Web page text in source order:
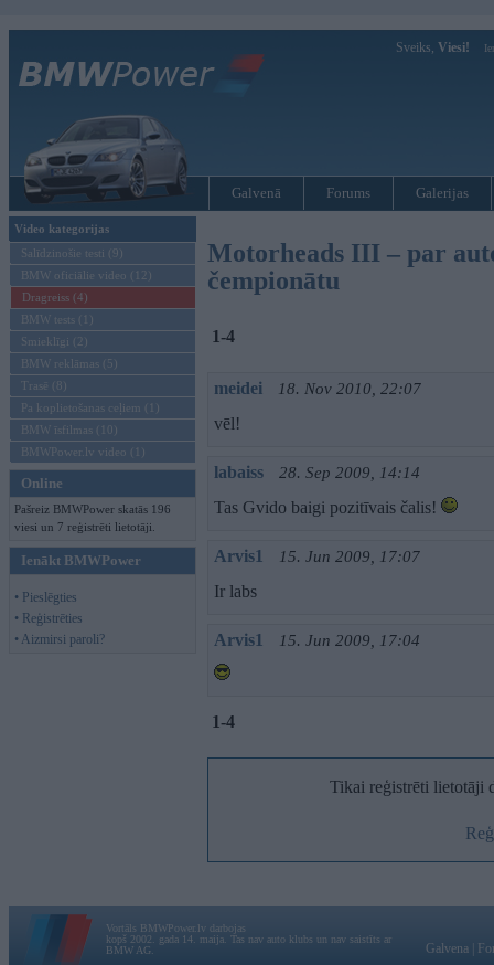
Sveiks, Viesi!
Galvenā Forums Galerijas
Video kategorijas
Salīdzinošie testi (9)
BMW oficiālie video (12)
Dragreiss (4)
BMW tests (1)
Smieklīgi (2)
BMW reklāmas (5)
Trasē (8)
Pa koplietošanas ceļiem (1)
BMW īsfilmas (10)
BMWPower.lv video (1)
Online
Pašreiz BMWPower skatās 196
viesi un 7 reģistrēti lietotāji.
Ienākt BMWPower
• Pieslēgties
• Reģistrēties
• Aizmirsi paroli?
Motorheads III – par
čempionātu
1-4
meidei 18. Nov 2010, 22:07
vēl!
labaiss 28. Sep 2009, 14:14
Tas Gvido baigi pozitīvais čalis!
Arvis1 15. Jun 2009, 17:07
Ir labs
Arvis1 15. Jun 2009, 17:04
1-4
Tikai reģistrēti lietotāji
Vortāls BMWPower.lv darbojas
kopš 2002. gada 14. maija. Tas nav auto klubs un nav saistīts ar
BMW AG.
Galvena